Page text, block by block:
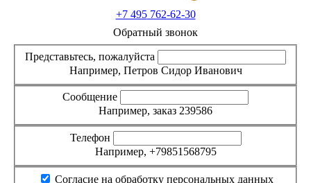
+7 495762-62-30
Обратный звонок
Представьтесь, пожалуйста
Например, Петров Сидор Иванович
Сообщение
Например, заказ 239586
Телефон
Например, +79851568795
Согласие на обработку персональных данных